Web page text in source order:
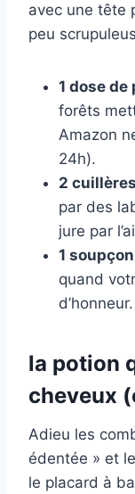
avec une tête
peu
1 dose de
forêts
Amazon
24h).
2
par des
jure par
1
quand
d’honneur.
la potion
cheveux
Adieu les
édentée » et
le placard à